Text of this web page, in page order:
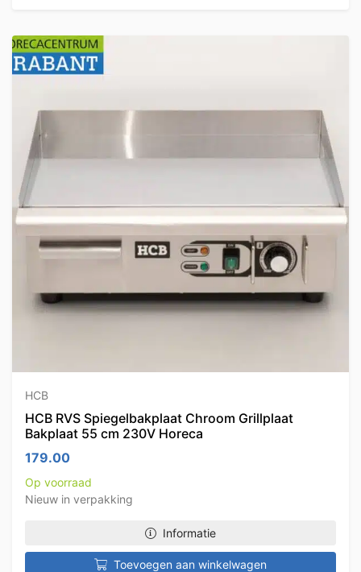
HCB
HCB RVS Spiegelbakplaat Chroom Grillplaat
Bakplaat 55 cm 230V Horeca
179.00
Op voorraad
Nieuw in verpakking
Informatie
Toevoegen aan winkelwagen